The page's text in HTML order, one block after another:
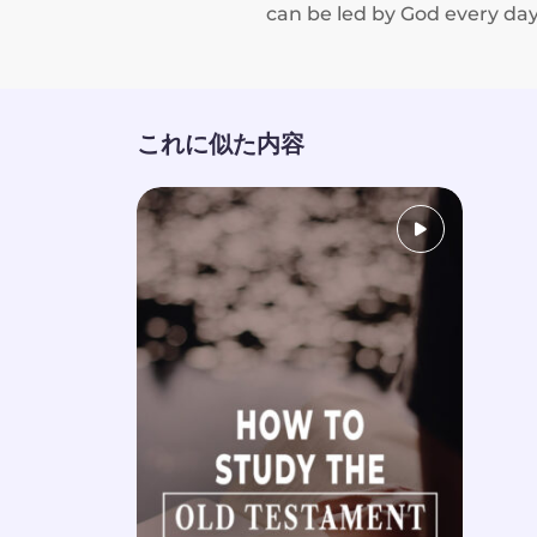
can be led by God every
これに似た内容